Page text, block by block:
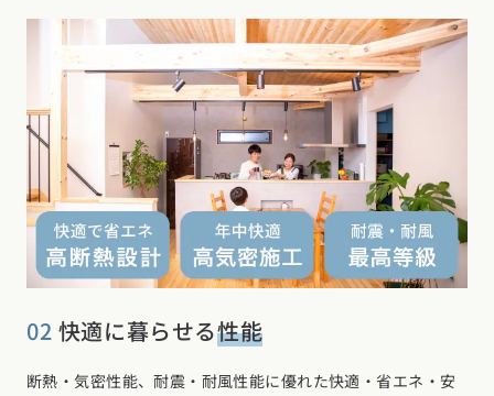
02 快適に暮らせる性能
断熱・気密性能、耐震・耐風性能に優れた快適・省エネ・安